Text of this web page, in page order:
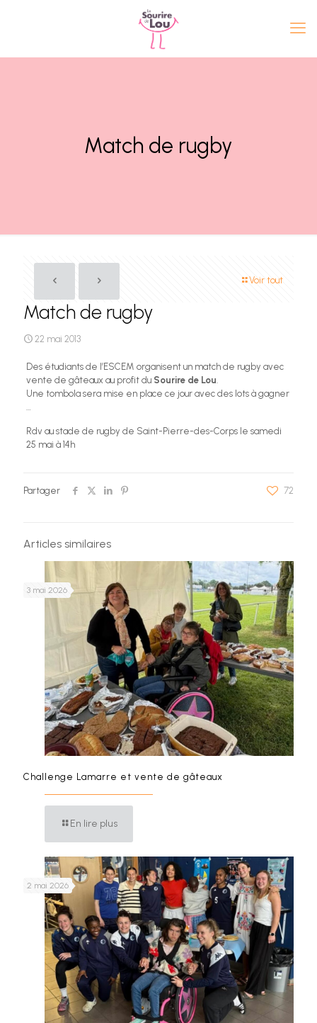
Match de rugby
Voir tout
Match de rugby
22 mai 2013
Des étudiants de l’ESCEM organisent un match de rugby avec
vente de gâteaux au profit du Sourire de Lou.
Une tombola sera mise en place ce jour avec des lots à gagner
…
Rdv au stade de rugby de Saint-Pierre-des-Corps le samedi
25 mai à 14h
Partager 72
Articles similaires
3 mai 2026
Challenge Lamarre et vente de gâteaux
En lire plus
2 mai 2026